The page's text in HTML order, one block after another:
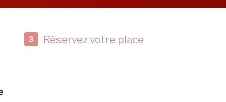
3 Réservez votre place